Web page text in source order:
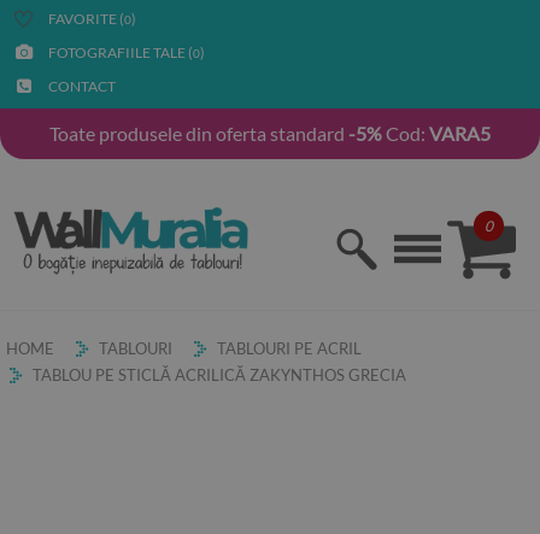
FAVORITE (0)
FOTOGRAFIILE TALE (0)
CONTACT
Toate produsele din oferta standard -5%Cod: VARA5
0
HOME TABLOURI
TABLOURI PE ACRIL
TABLOU PE STICLĂ ACRILICĂ ZAKYNTHOS GRECIA